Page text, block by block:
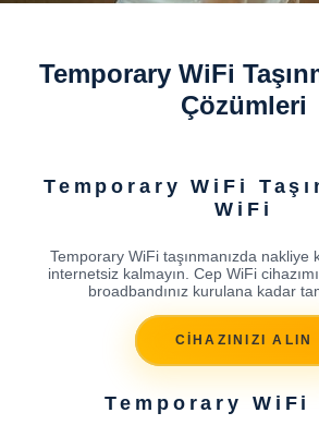
Temporary WiFi
Çözümleri
Temporary WiFi
WiFi
Temporary WiFi taşınmanızda nakliye
internetsiz kalmayın. Cep WiFi
broadbandınız kurulana kadar
CİHAZINIZI ALIN
Temporary WiFi